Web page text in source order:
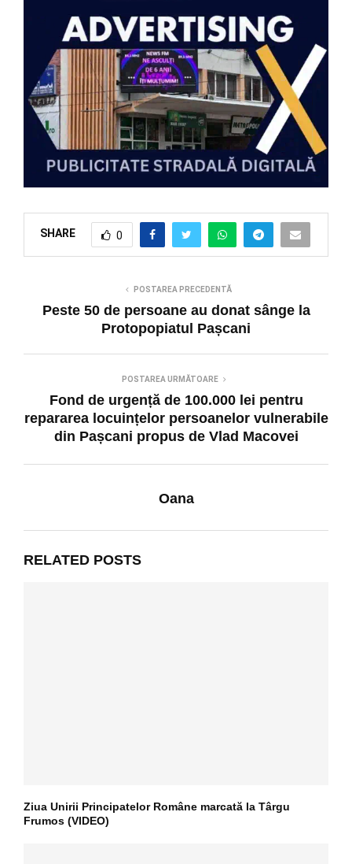
SHARE 0
POSTAREA PRECEDENTĂ
Peste 50 de persoane au donat sânge la
Protopopiatul Pașcani
POSTAREA URMĂTOARE
Fond de urgență de 100.000 lei pentru
repararea locuințelor persoanelor vulnerabile
din Pașcani propus de Vlad Macovei
Oana
RELATED POSTS
Ziua Unirii Principatelor Române marcată la Târgu
Frumos (VIDEO)